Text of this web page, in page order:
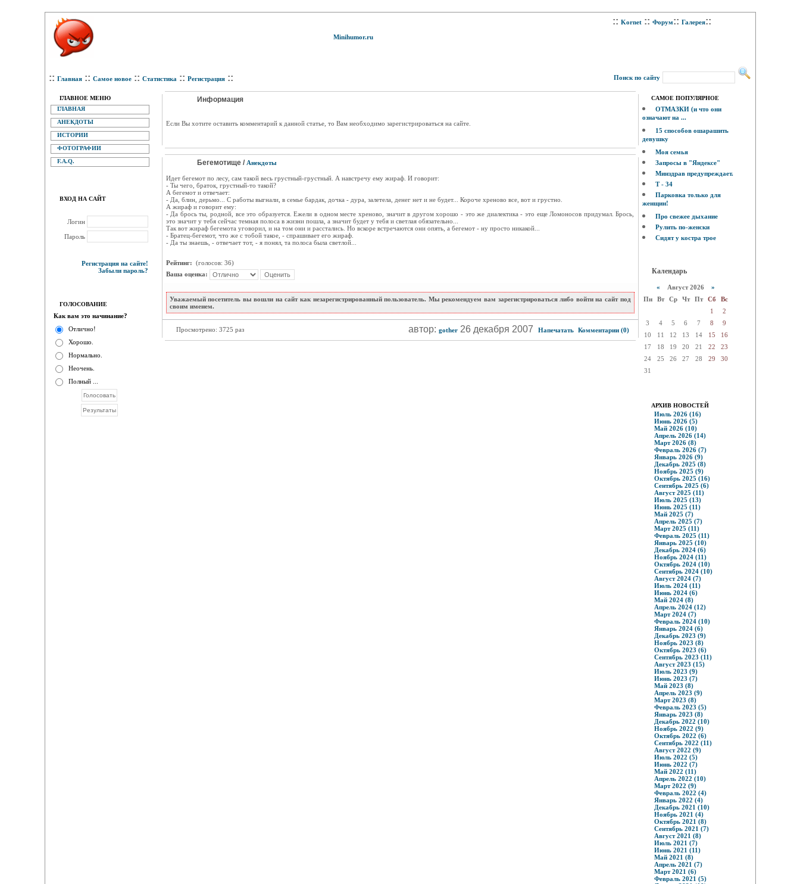
Minihumor.ru
:: Kornet :: Форум:: Галерея::
:: Главная :: Самое новое :: Статистика :: Регистрация :: Поиск по сайту
ГЛАВНОЕ МЕНЮ
ГЛАВНАЯ
АНЕКДОТЫ
ИСТОРИИ
ФОТОГРАФИИ
F.A.Q.
ВХОД НА САЙТ
Логин
Пароль
Регистрация на сайте!
Забыли пароль?
ГОЛОСОВАНИЕ
Как вам это начинание?
Отлично!
Хорошо.
Нормально.
Неочень.
Полный ...
Информация
Eсли Вы хотите оставить комментарий к данной статье, то Вам необходимо зарегистрироваться на сайте.
Бегемотище / Анекдоты
Идет бегемот по лесу, сам такой весь грустный-грустный. А навстречу ему жираф. И говорит:
- Ты чего, браток, грустный-то такой?
А бегемот и отвечает:
- Да, блин, дерьмо... С работы выгнали, в семье бардак, дочка - дура, залетела, денег нет и не будет... Короче хреново все, вот и грустно.
А жираф и говорит ему:
- Да брось ты, родной, все это образуется. Ежели в одном месте хреново, значит в другом хорошо - это же диалектика - это еще Ломоносов придумал. Брось,
это значит у тебя сейчас темная полоса в жизни пошла, а значит будет у тебя и светлая обязательно...
Так вот жираф бегемота уговорил, и на том они и расстались. Но вскоре встречаются они опять, а бегемот - ну просто никакой...
- Братец-бегемот, что же с тобой такое, - спрашивает его жираф.
- Да ты знаешь, - отвечает тот, - я понял, та полоса была светлой...
Рейтинг: (голосов: 36)
Ваша оценка:
Уважаемый посетитель вы вошли на сайт как незарегистрированный пользователь. Мы рекомендуем вам зарегистрироваться либо войти на сайт под
своим именем.
Просмотрено: 3725 раз автор: gother26 декабря 2007 Напечатать Комментарии (0)
САМОЕ ПОПУЛЯРНОЕ
ОТМАЗКИ (и что они
означают на ...
15 способов ошарашить
девушку
Моя семья
Запросы в "Яндексе"
Минздрав предупреждает.
Т - 34
Парковка только для
женщин!
Про свежее дыхание
Рулить по-женски
Сидят у костра трое
Календарь
« Август 2026 »
Пн
Вт Ср Чт Пт Сб
Вс
1
2
3
4 5 6 7 8
9
10
11 12 13 14 15
16
17
18 19 20 21 22
23
24
25 26 27 28 29
30
31
АРХИВ НОВОСТЕЙ
Июль 2026 (16)
Июнь 2026 (5)
Май 2026 (10)
Апрель 2026 (14)
Март 2026 (8)
Февраль 2026 (7)
Январь 2026 (9)
Декабрь 2025 (8)
Ноябрь 2025 (9)
Октябрь 2025 (16)
Сентябрь 2025 (6)
Август 2025 (11)
Июль 2025 (13)
Июнь 2025 (11)
Май 2025 (7)
Апрель 2025 (7)
Март 2025 (11)
Февраль 2025 (11)
Январь 2025 (10)
Декабрь 2024 (6)
Ноябрь 2024 (11)
Октябрь 2024 (10)
Сентябрь 2024 (10)
Август 2024 (7)
Июль 2024 (11)
Июнь 2024 (6)
Май 2024 (8)
Апрель 2024 (12)
Март 2024 (7)
Февраль 2024 (10)
Январь 2024 (6)
Декабрь 2023 (9)
Ноябрь 2023 (8)
Октябрь 2023 (6)
Сентябрь 2023 (11)
Август 2023 (15)
Июль 2023 (9)
Июнь 2023 (7)
Май 2023 (8)
Апрель 2023 (9)
Март 2023 (8)
Февраль 2023 (5)
Январь 2023 (8)
Декабрь 2022 (10)
Ноябрь 2022 (9)
Октябрь 2022 (6)
Сентябрь 2022 (11)
Август 2022 (9)
Июль 2022 (5)
Июнь 2022 (7)
Май 2022 (11)
Апрель 2022 (10)
Март 2022 (9)
Февраль 2022 (4)
Январь 2022 (4)
Декабрь 2021 (10)
Ноябрь 2021 (4)
Октябрь 2021 (8)
Сентябрь 2021 (7)
Август 2021 (8)
Июль 2021 (7)
Июнь 2021 (11)
Май 2021 (8)
Апрель 2021 (7)
Март 2021 (6)
Февраль 2021 (5)